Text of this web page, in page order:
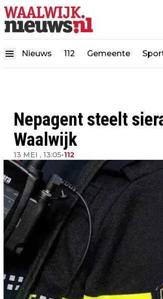
Nieuws 112 Gemeente
Nepagent steelt
Waalwijk
13 MEI , 13:05•112